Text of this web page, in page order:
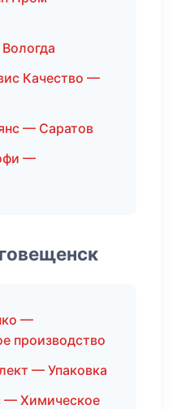
Качество —
— Саратов
—
—
производство
— Упаковка
Химическое